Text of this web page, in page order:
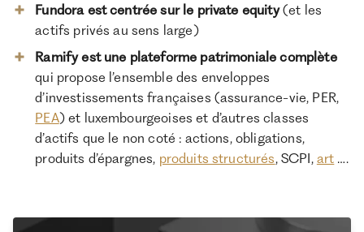
Fundora est centrée sur le private equity(et les
actifs privés au sens large)
Ramify est une plateforme patrimoniale complète
qui propose l’ensemble des enveloppes
d’investissements françaises (assurance-vie, PER,
PEA) et luxembourgeoises et d’autres classes
d’actifs que le non coté : actions, obligations,
produits d’épargnes, produits structurés, SCPI, art ….